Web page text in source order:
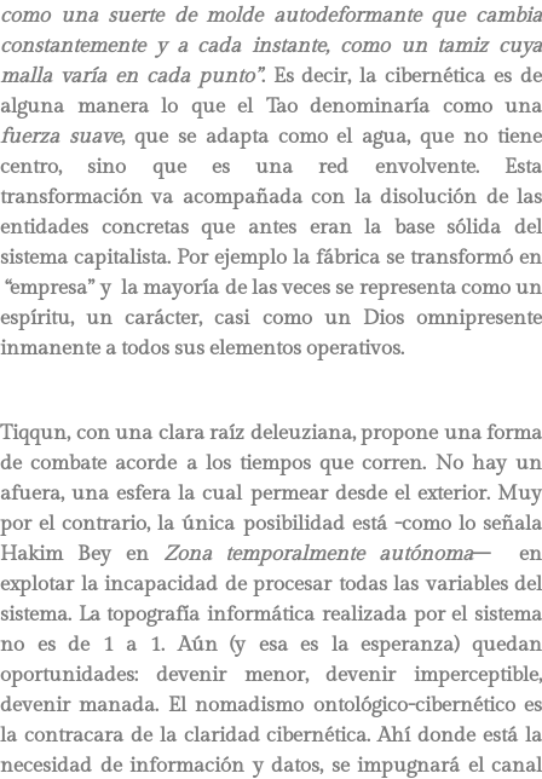
como una suerte de molde autodeformante que cambia
constantemente y a cada instante, como un tamiz cuya
malla varía en cada punto”. Es decir, la cibernética es de
alguna manera lo que el Tao denominaría como una
fuerza suave, que se adapta como el agua, que no tiene
centro, sino que es una red envolvente. Esta
transformación va acompañada con la disolución de las
entidades concretas que antes eran la base sólida del
sistema capitalista. Por ejemplo la fábrica se transformó en
“empresa” y la mayoría de las veces se representa como un
espíritu, un carácter, casi como un Dios omnipresente
inmanente a todos sus elementos operativos.
Tiqqun, con una clara raíz deleuziana, propone una forma
de combate acorde a los tiempos que corren. No hay un
afuera, una esfera la cual permear desde el exterior. Muy
por el contrario, la única posibilidad está -como lo señala
Hakim Bey en Zona temporalmente autónoma– en
explotar la incapacidad de procesar todas las variables del
sistema. La topografía informática realizada por el sistema
no es de 1 a 1. Aún (y esa es la esperanza) quedan
oportunidades: devenir menor, devenir imperceptible,
devenir manada. El nomadismo ontológico-cibernético es
la contracara de la claridad cibernética. Ahí donde está la
necesidad de información y datos, se impugnará el canal